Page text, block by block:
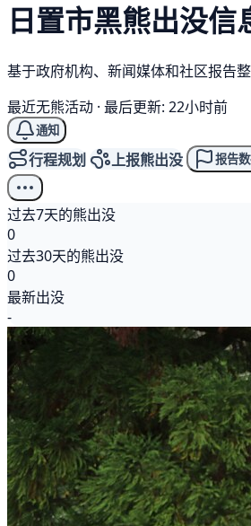
日置市黑熊出没信
基于政府机构、新闻媒体和社区报告
最近无熊活动 · 最后更新: 22小时前
通知
行程规划 上报熊出没 报告
过去7天的熊出没
0
过去30天的熊出没
0
最新出没
-